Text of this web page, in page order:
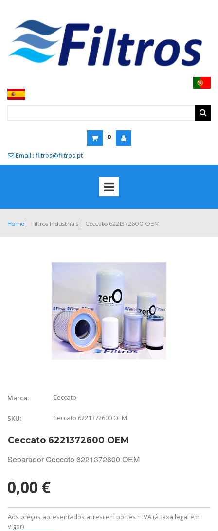
0
 Email : filtros@filtros.pt
Home Filtros Industriais Ceccato 6221372600 OEM
Marca: Ceccato
SKU: Ceccato 6221372600 OEM
Ceccato 6221372600 OEM
Separador Ceccato 6221372600 OEM
0,00 €
Aos preços apresentados acrescem portes + IVA (à taxa legal em
vigor)